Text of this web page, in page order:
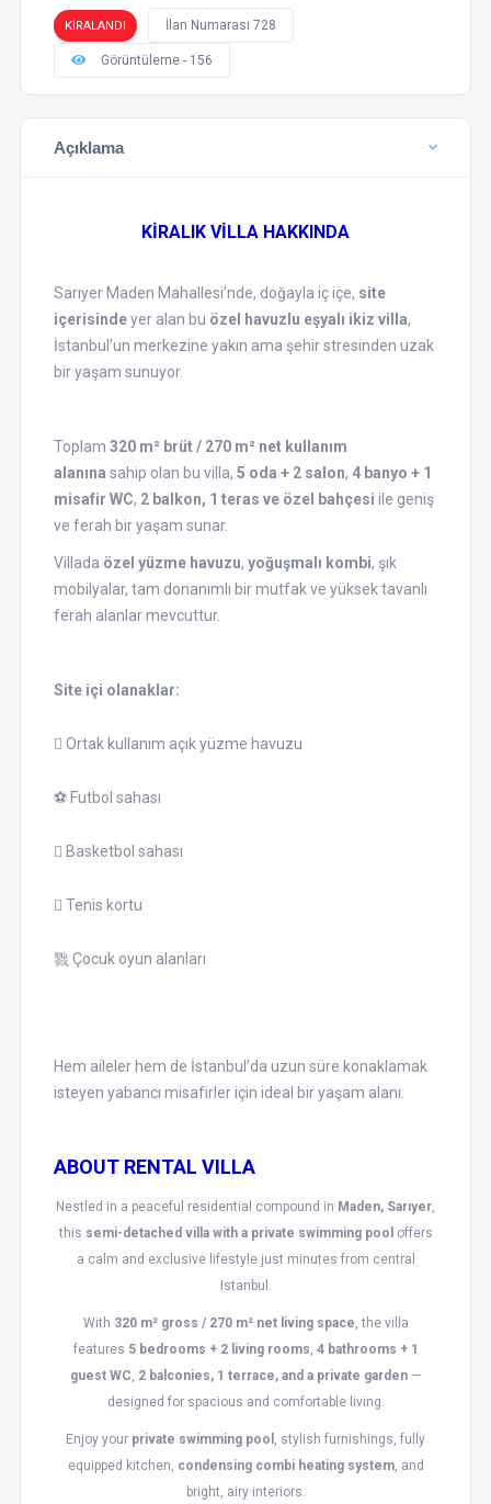
KİRALANDI İlan Numarası 728
Görüntüleme - 156
Açıklama
KİRALIK VİLLA HAKKINDA
Sarıyer Maden Mahallesi’nde, doğayla iç içe, site
içerisindeyer alan bu özel havuzlu eşyalı ikiz villa,
İstanbul’un merkezine yakın ama şehir stresinden uzak
bir yaşam sunuyor.
Toplam 320 m² brüt / 270 m² net kullanım
alanına sahip olan bu villa, 5 oda + 2 salon, 4 banyo + 1
misafir WC, 2 balkon, 1 teras ve özel bahçesi ile geniş
ve ferah bir yaşam sunar.
Villada özel yüzme havuzu, yoğuşmalı kombi, şık
mobilyalar, tam donanımlı bir mutfak ve yüksek tavanlı
ferah alanlar mevcuttur.
Site içi olanaklar:
 Ortak kullanım açık yüzme havuzu
⚽ Futbol sahası
 Basketbol sahası
 Tenis kortu
戮 Çocuk oyun alanları
Hem aileler hem de İstanbul’da uzun süre konaklamak
isteyen yabancı misafirler için ideal bir yaşam alanı.
ABOUT RENTAL VILLA
Nestled in a peaceful residential compound in Maden, Sarıyer,
this semi-detached villa with a private swimming pool offers
a calm and exclusive lifestyle just minutes from central
Istanbul.
With 320 m² gross / 270 m² net living space, the villa
features 5 bedrooms + 2 living rooms, 4 bathrooms + 1
guest WC, 2 balconies, 1 terrace, and a private garden —
designed for spacious and comfortable living.
Enjoy your private swimming pool , stylish furnishings, fully
equipped kitchen, condensing combi heating system, and
bright, airy interiors.